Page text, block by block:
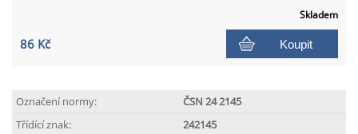
Skladem
86 Kč Koupit
Označení normy:
ČSN 24 2145
Třídící znak:
242145